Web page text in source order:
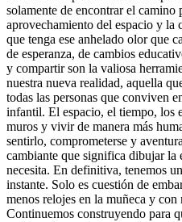
solamente de encontrar el camino
aprovechamiento del espacio y la
que tenga ese anhelado olor que
de esperanza, de cambios
y compartir son la valiosa
nuestra nueva realidad, aquella
todas las personas que conviven
infantil. El espacio, el tiempo, los
muros y vivir de manera más
sentirlo, comprometerse y
cambiante que significa dibujar la
necesita. En definitiva, tenemos
instante. Solo es cuestión de
menos relojes en la muñeca y
Continuemos construyendo para